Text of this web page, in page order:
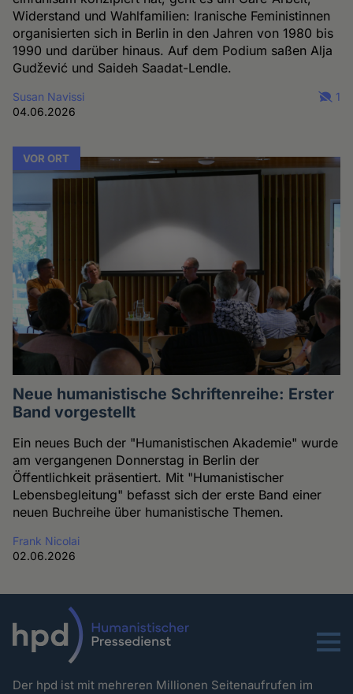
Widerstand und Wahlfamilien: Iranische Feministinnen
organisierten sich in Berlin in den Jahren von 1980 bis
1990 und darüber hinaus. Auf dem Podium saßen Alja
Gudžević und Saideh Saadat-Lendle.
Susan Navissi
04.06.2026
1
VOR ORT
Neue humanistische Schriftenreihe: Erster
Band vorgestellt
Ein neues Buch der "Humanistischen Akademie" wurde
am vergangenen Donnerstag in Berlin der
Öffentlichkeit präsentiert. Mit "Humanistischer
Lebensbegleitung" befasst sich der erste Band einer
neuen Buchreihe über humanistische Themen.
Frank Nicolai
02.06.2026
Menu
Der hpd ist mit mehreren Millionen Seitenaufrufen im